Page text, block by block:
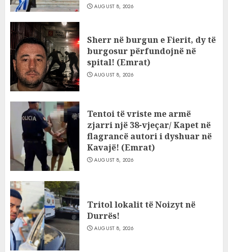
AUGUST 8, 2026
Sherr në burgun e Fierit, dy të
burgosur përfundojnë në
spital! (Emrat)
AUGUST 8, 2026
Tentoi të vriste me armë
zjarri një 38-vjeçar/ Kapet në
flagrancë autori i dyshuar në
Kavajë! (Emrat)
AUGUST 8, 2026
Tritol lokalit të Noizyt në
Durrës!
AUGUST 8, 2026